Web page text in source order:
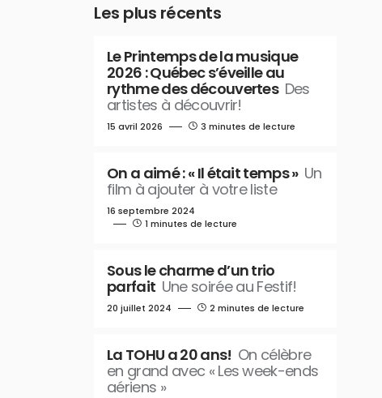
Les plus récents
Le Printemps de la musique
2026 : Québec s’éveille au
rythme des découvertes Des
artistes à découvrir!
15 avril 2026 3 minutes de lecture
On a aimé : « Il était temps » Un
film à ajouter à votre liste
16 septembre 2024
1 minutes de lecture
Sous le charme d’un trio
parfait Une soirée au Festif!
20 juillet 2024 2 minutes de lecture
La TOHU a 20 ans! On célèbre
en grand avec « Les week-ends
aériens »